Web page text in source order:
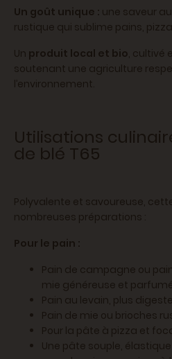
Un goût unique : une saveur
rustique qui sublime pains,
Un produit local et bio, cultivé
soutenant une agriculture
l’environnement.
Utilisations
de blé T65
Polyvalente et savoureuse,
nombreuses préparations :
Pour le pain :
Pain de campagne ou
mie généreuse et
Pain au levain, plus
Pain de mie ou brioches
Pour la pâte à pizza et
Une pâte souple,